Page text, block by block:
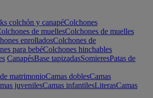
colchón y canapéColchones
de muellesColchones de muelles
enrolladosColchones de
para bebéColchones hinchables
CanapésBase tapizadasSomieresPatas de
matrimonioCamas doblesCamas
juvenilesCamas infantilesLiterasCamas